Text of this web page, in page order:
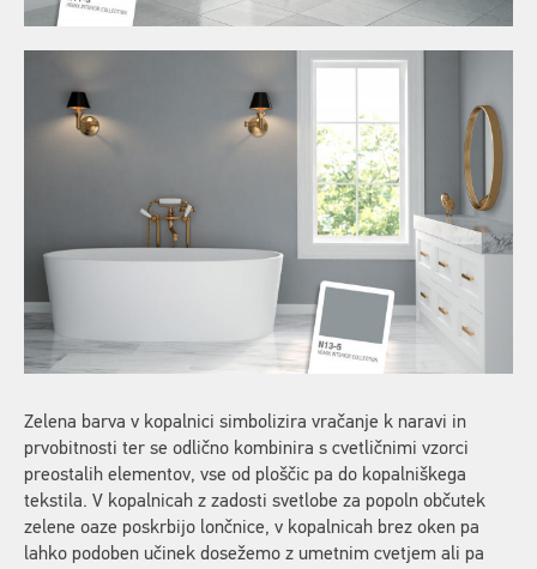
Zelena barva v kopalnici simbolizira vračanje k naravi in
prvobitnosti ter se odlično kombinira s cvetličnimi vzorci
preostalih elementov, vse od ploščic pa do kopalniškega
tekstila. V kopalnicah z zadosti svetlobe za popoln občutek
zelene oaze poskrbijo lončnice, v kopalnicah brez oken pa
lahko podoben učinek dosežemo z umetnim cvetjem ali pa